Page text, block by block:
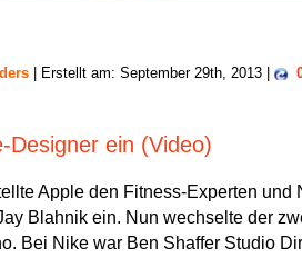
| Erstellt am: September 29th, 2013 |
Designer ein (Video)
Apple den Fitness-Experten und
Blahnik ein. Nun wechselte der
Bei Nike war Ben Shaffer Studio